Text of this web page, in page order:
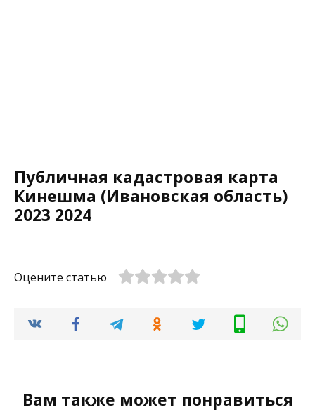
Публичная кадастровая карта
Кинешма (Ивановская область)
2023 2024
Оцените статью
Вам также может понравиться